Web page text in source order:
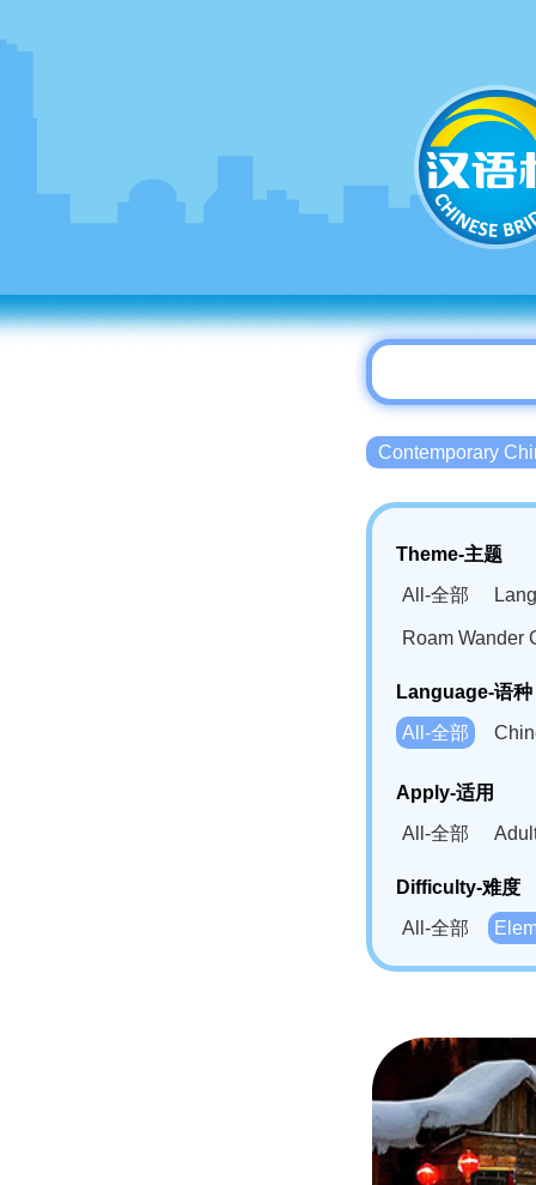
Contemporary
Theme-主题
All-全部
Roam Wander
Language-语种
All-全部
Bahasa
Swahili(SW)-
Apply-适用
All-全部
Difficulty-难度
All-全部